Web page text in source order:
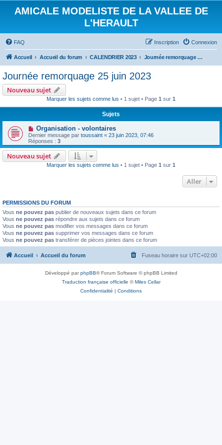
AMICALE MODELISTE DE LA VALLEE DE
L'HERAULT
FAQ Connexion
Inscription
Accueil Accueil du forum CALENDRIER 2023 Journée remorquage 25 juin 2023
Journée remorquage 25 juin 2023
Nouveau sujet
Marquer les sujets comme lus • 1 sujet • Page 1 sur 1
Sujets
Organisation - volontaires
Dernier message par toussaint « 23 juin 2023, 07:46
Réponses : 3
Nouveau sujet
Marquer les sujets comme lus • 1 sujet • Page 1 sur 1
Aller
PERMISSIONS DU FORUM
Vous ne pouvez pas publier de nouveaux sujets dans ce forum
Vous ne pouvez pas répondre aux sujets dans ce forum
Vous ne pouvez pas modifier vos messages dans ce forum
Vous ne pouvez pas supprimer vos messages dans ce forum
Vous ne pouvez pas transférer de pièces jointes dans ce forum
Accueil Accueil du forum Fuseau horaire sur UTC+02:00
Développé parphpBB® Forum Software © phpBB Limited
Traduction française officielle ©Miles Cellar
Confidentialité | Conditions